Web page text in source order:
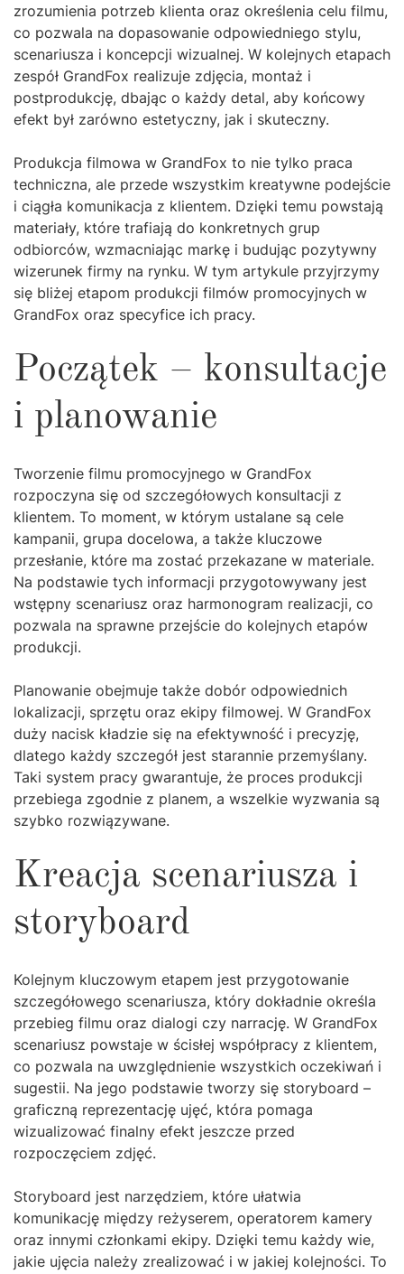
zrozumienia potrzeb klienta oraz określenia celu filmu,
co pozwala na dopasowanie odpowiedniego stylu,
scenariusza i koncepcji wizualnej. W kolejnych etapach
zespół GrandFox realizuje zdjęcia, montaż i
postprodukcję, dbając o każdy detal, aby końcowy
efekt był zarówno estetyczny, jak i skuteczny.
Produkcja filmowa w GrandFox to nie tylko praca
techniczna, ale przede wszystkim kreatywne podejście
i ciągła komunikacja z klientem. Dzięki temu powstają
materiały, które trafiają do konkretnych grup
odbiorców, wzmacniając markę i budując pozytywny
wizerunek firmy na rynku. W tym artykule przyjrzymy
się bliżej etapom produkcji filmów promocyjnych w
GrandFox oraz specyfice ich pracy.
Początek – konsultacje
i planowanie
Tworzenie filmu promocyjnego w GrandFox
rozpoczyna się od szczegółowych konsultacji z
klientem. To moment, w którym ustalane są cele
kampanii, grupa docelowa, a także kluczowe
przesłanie, które ma zostać przekazane w materiale.
Na podstawie tych informacji przygotowywany jest
wstępny scenariusz oraz harmonogram realizacji, co
pozwala na sprawne przejście do kolejnych etapów
produkcji.
Planowanie obejmuje także dobór odpowiednich
lokalizacji, sprzętu oraz ekipy filmowej. W GrandFox
duży nacisk kładzie się na efektywność i precyzję,
dlatego każdy szczegół jest starannie przemyślany.
Taki system pracy gwarantuje, że proces produkcji
przebiega zgodnie z planem, a wszelkie wyzwania są
szybko rozwiązywane.
Kreacja scenariusza i
storyboard
Kolejnym kluczowym etapem jest przygotowanie
szczegółowego scenariusza, który dokładnie określa
przebieg filmu oraz dialogi czy narrację. W GrandFox
scenariusz powstaje w ścisłej współpracy z klientem,
co pozwala na uwzględnienie wszystkich oczekiwań i
sugestii. Na jego podstawie tworzy się storyboard –
graficzną reprezentację ujęć, która pomaga
wizualizować finalny efekt jeszcze przed
rozpoczęciem zdjęć.
Storyboard jest narzędziem, które ułatwia
komunikację między reżyserem, operatorem kamery
oraz innymi członkami ekipy. Dzięki temu każdy wie,
jakie ujęcia należy zrealizować i w jakiej kolejności. To